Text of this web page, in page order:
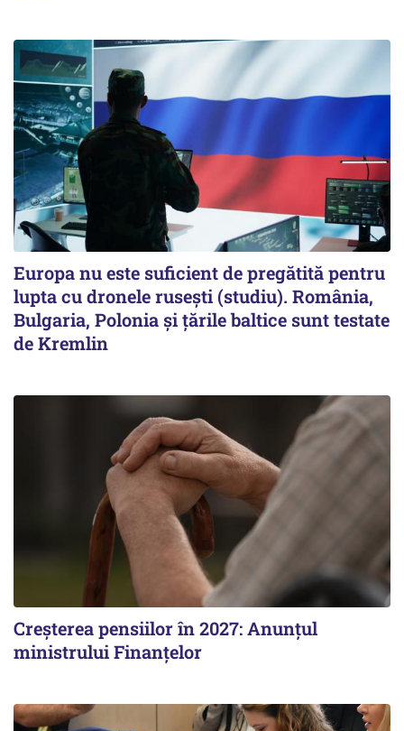
Europa nu este suficient de pregătită pentru
lupta cu dronele rusești (studiu). România,
Bulgaria, Polonia și țările baltice sunt testate
de Kremlin
Creșterea pensiilor în 2027: Anunțul
ministrului Finanțelor